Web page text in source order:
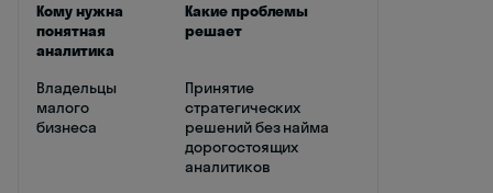
Кому нужна
понятная
аналитика
Какие проблемы
решает
Владельцы
малого
бизнеса
Принятие
стратегических
решений без найма
дорогостоящих
аналитиков